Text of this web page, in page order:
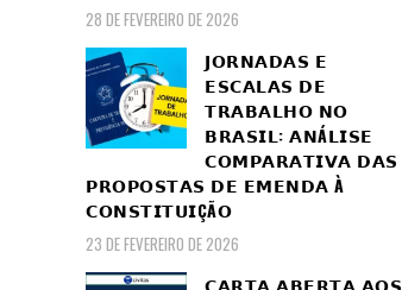
28 DE FEVEREIRO DE 2026
𝗝𝗢𝗥𝗡𝗔𝗗𝗔𝗦 𝗘
𝗘𝗦𝗖𝗔𝗟𝗔𝗦 𝗗𝗘
𝗧𝗥𝗔𝗕𝗔𝗟𝗛𝗢 𝗡𝗢
𝗕𝗥𝗔𝗦𝗜𝗟: 𝗔𝗡Á𝗟𝗜𝗦𝗘
𝗖𝗢𝗠𝗣𝗔𝗥𝗔𝗧𝗜𝗩𝗔 𝗗𝗔𝗦
𝗣𝗥𝗢𝗣𝗢𝗦𝗧𝗔𝗦 𝗗𝗘 𝗘𝗠𝗘𝗡𝗗𝗔 À
𝗖𝗢𝗡𝗦𝗧𝗜𝗧𝗨𝗜ÇÃ𝗢
23 DE FEVEREIRO DE 2026
𝗖𝗔𝗥𝗧𝗔 𝗔𝗕𝗘𝗥𝗧𝗔 𝗔𝗢𝗦